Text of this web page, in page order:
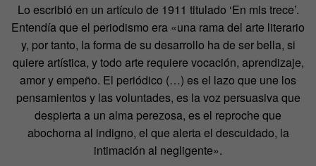
Lo escribió en un artículo de 1911 titulado ‘En mis trece’.
Entendía que el periodismo era «una rama del arte literario
y, por tanto, la forma de su desarrollo ha de ser bella, si
quiere artística, y todo arte requiere vocación, aprendizaje,
amor y empeño. El periódico (…) es el lazo que une los
pensamientos y las voluntades, es la voz persuasiva que
despierta a un alma perezosa, es el reproche que
abochorna al indigno, el que alerta el descuidado, la
intimación al negligente».